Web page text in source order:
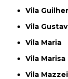
Vila
Vila
Vila Maria
Vila
Vila Mazzei